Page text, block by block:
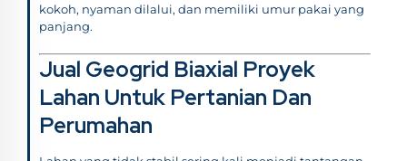
kokoh, nyaman dilalui, dan memiliki umur pakai yang
panjang.
Jual Geogrid Biaxial Proyek
Lahan Untuk Pertanian Dan
Perumahan